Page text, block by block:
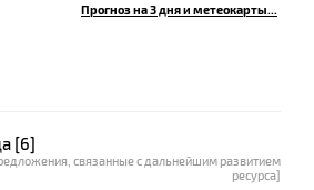
Прогноз на 3 дня и метеокарты...
[6]
связанные с дальнейшим развитием
ресурса]